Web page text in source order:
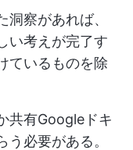
察があれば、
い考えが完了す
ているものを除
共有Googleドキ
必要がある。